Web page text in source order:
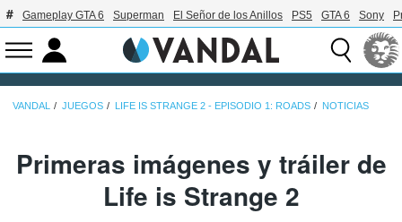
Gameplay GTA 6 Superman El Señor de los Anillos PS5 GTA 6 Sony
VANDAL JUEGOS LIFE IS STRANGE 2 - EPISODIO 1: ROADS NOTICIAS
Primeras imágenes y tráiler de
Life is Strange 2